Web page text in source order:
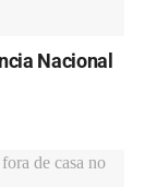
Nacional